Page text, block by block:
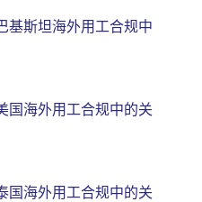
基斯坦海外用工合规中
国海外用工合规中的关
国海外用工合规中的关